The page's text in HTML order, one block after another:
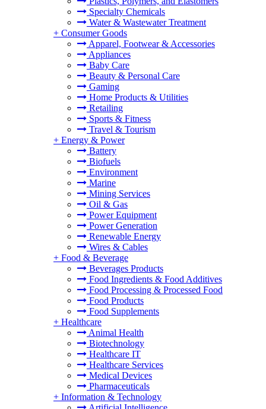
Specialty Chemicals
Water & Wastewater Treatment
+ Consumer Goods
Apparel, Footwear & Accessories
Appliances
Baby Care
Beauty & Personal Care
Gaming
Home Products & Utilities
Retailing
Sports & Fitness
Travel & Tourism
+ Energy & Power
Battery
Biofuels
Environment
Marine
Mining Services
Oil & Gas
Power Equipment
Power Generation
Renewable Energy
Wires & Cables
+ Food & Beverage
Beverages Products
Food Ingredients & Food Additives
Food Processing & Processed Food
Food Products
Food Supplements
+ Healthcare
Animal Health
Biotechnology
Healthcare IT
Healthcare Services
Medical Devices
Pharmaceuticals
+ Information & Technology